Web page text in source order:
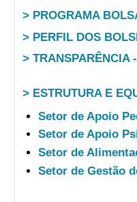
> PROGRAMA
> PERFIL DOS
>
> ESTRUTURA E
Setor de Apoio
Setor de Apoio
Setor de
Setor de Gestão